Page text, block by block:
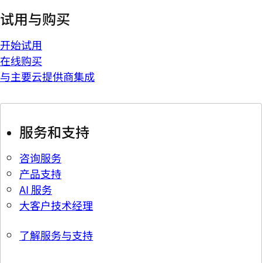
试用与购买
开始试用
在线购买
与主要云提供商集成
服务和支持
咨询服务
产品支持
AI 服务
大客户技术经理
了解服务与支持